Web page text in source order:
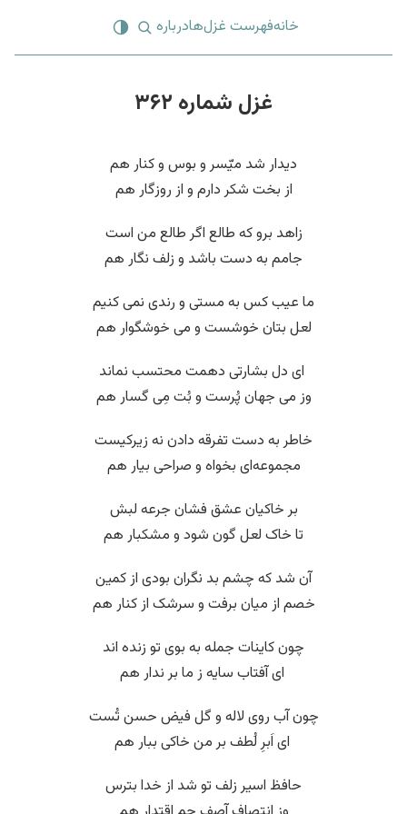
خانهفهرست غزل‌هادرباره
غزل شماره ۳۶۲
دیدار شد میّسر و بوس و کنار هم
از بخت شکر دارم و از روزگار هم
زاهد برو که طالع اگر طالع من است
جامم به دست باشد و زلف نگار هم
ما عیب کس به مستی و رندی نمی کنیم
لعل بتان خوشست و می خوشگوار هم
‌ ای دل بشارتی دهمت محتسب نماند
وز می جهان پُرست و بُت مِی گسار هم
خاطر به دست تفرقه دادن نه زیرکیست
مجموعه‌ای بخواه و صراحی بیار هم
بر خاکیان عشق فشان جرعه لبش
تا خاک لعل گون شود و مشکبار هم
آن شد که چشم بد نگران بودی از کمین
خصم از میان برفت و سرشک از کنار هم
چون کاینات جمله به بوی تو زنده اند
‌ ای آفتاب سایه ز ما بر ندار هم
چون آب روی لاله و گل فیض حسن تُست
‌ ای اَبرِ لُطف بر من خاکی ببار هم
حافظ اسیر زلف تو شد از خدا بترس